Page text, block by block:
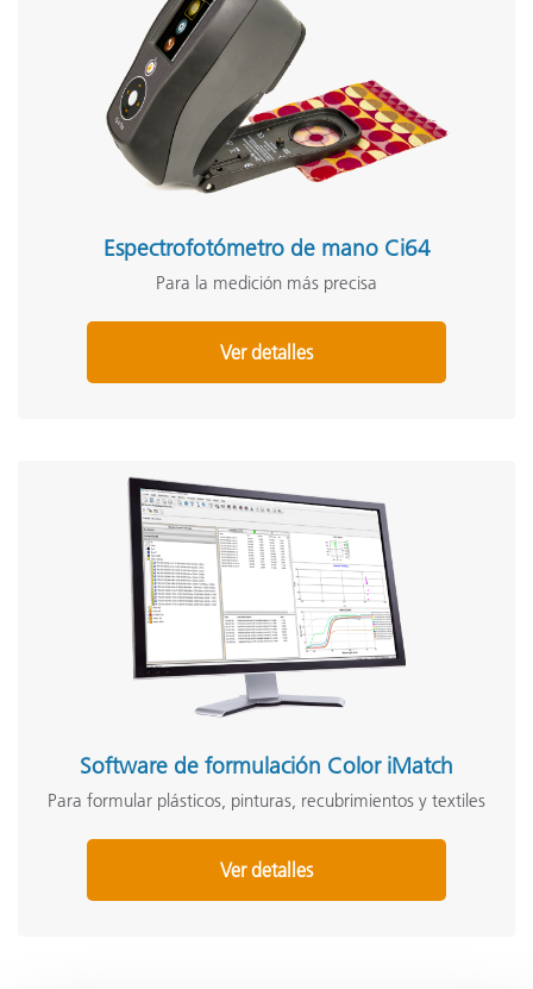
Espectrofotómetro de mano Ci64
Para la medición más precisa
Ver detalles
Software de formulación Color iMatch
Para formular plásticos, pinturas, recubrimientos y textiles
Ver detalles